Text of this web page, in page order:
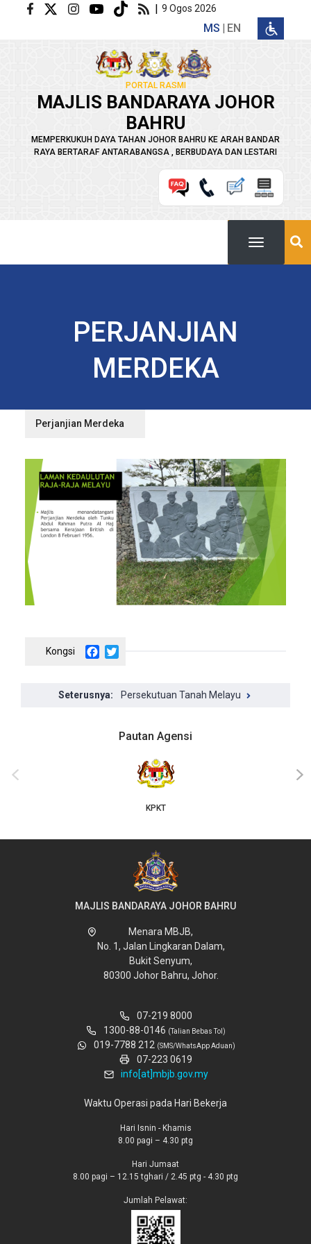
Langkau ke kandungan utama | 9 Ogos 2026
MS EN
PORTAL RASMI
MAJLIS BANDARAYA JOHOR
BAHRU
MEMPERKUKUH DAYA TAHAN JOHOR BAHRU KE ARAH BANDAR
RAYA BERTARAF ANTARABANGSA , BERBUDAYA DAN LESTARI
PERJANJIAN
MERDEKA
Perjanjian Merdeka
Facebook
Persekutuan Tanah Melayu
Pautan Agensi
JKT
‹ ›
MAJLIS BANDARAYA JOHOR BAHRU
Menara MBJB,
No. 1, Jalan Lingkaran Dalam,
Bukit Senyum,
80300 Johor Bahru, Johor.
07-219 8000
1300-88-0146 (Talian Bebas Tol)
019-7788 212 (SMS/WhatsApp Aduan)
07-223 0619
info[at]mbjb.gov.my
Waktu Operasi pada Hari Bekerja
Hari Isnin - Khamis
8.00 pagi – 4.30 ptg
Hari Jumaat
8.00 pagi – 12.15 tghari / 2.45 ptg - 4.30 ptg
Jumlah Pelawat: